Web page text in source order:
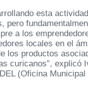
esta
pero
a los
locales en el
los productos
curicanos”, explicó
(Oficina